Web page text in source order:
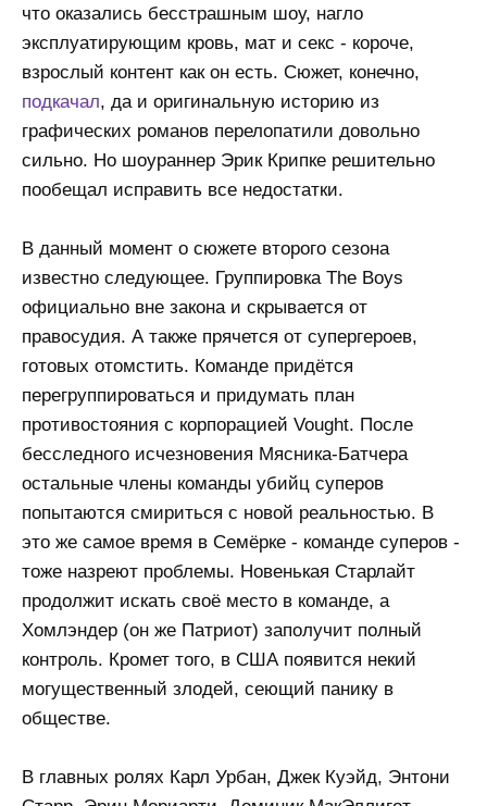
что оказались бесстрашным шоу, нагло
эксплуатирующим кровь, мат и секс - короче,
взрослый контент как он есть. Сюжет, конечно,
подкачал, да и оригинальную историю из
графических романов перелопатили довольно
сильно. Но шоураннер Эрик Крипке решительно
пообещал исправить все недостатки.
В данный момент о сюжете второго сезона
известно следующее. Группировка The Boys
официально вне закона и скрывается от
правосудия. А также прячется от супергероев,
готовых отомстить. Команде придётся
перегруппироваться и придумать план
противостояния с корпорацией Vought. После
бесследного исчезновения Мясника-Батчера
остальные члены команды убийц суперов
попытаются смириться с новой реальностью. В
это же самое время в Семёрке - команде суперов -
тоже назреют проблемы. Новенькая Старлайт
продолжит искать своё место в команде, а
Хомлэндер (он же Патриот) заполучит полный
контроль. Кромет того, в США появится некий
могущественный злодей, сеющий панику в
обществе.
В главных ролях Карл Урбан, Джек Куэйд, Энтони